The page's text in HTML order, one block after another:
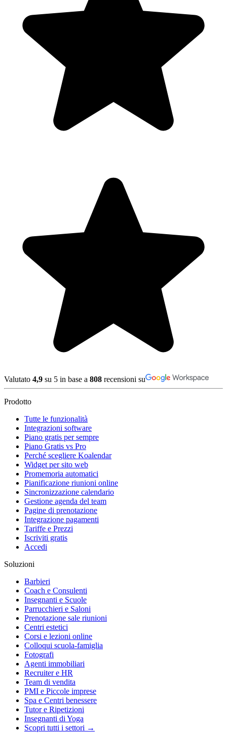
Valutato 4,9 su 5 in base a 808 recensioni su
Prodotto
Tutte le funzionalità
Integrazioni software
Piano gratis per sempre
Piano Gratis vs Pro
Perché scegliere Koalendar
Widget per sito web
Promemoria automatici
Pianificazione riunioni online
Sincronizzazione calendario
Gestione agenda del team
Pagine di prenotazione
Integrazione pagamenti
Tariffe e Prezzi
Iscriviti gratis
Accedi
Soluzioni
Barbieri
Coach e Consulenti
Insegnanti e Scuole
Parrucchieri e Saloni
Prenotazione sale riunioni
Centri estetici
Corsi e lezioni online
Colloqui scuola-famiglia
Fotografi
Agenti immobiliari
Recruiter e HR
Team di vendita
PMI e Piccole imprese
Spa e Centri benessere
Tutor e Ripetizioni
Insegnanti di Yoga
Scopri tutti i settori →